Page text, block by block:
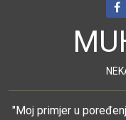
"Moj primjer u